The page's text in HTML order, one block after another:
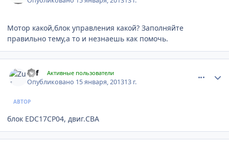
Мотор какой,блок управления какой? Заполняйте
правильно тему,а то и незнаешь как помочь.
Zuf Активные пользователи
Опубликовано 15 января, 201313 г.
АВТОР
блок EDC17CP04, двиг.CBA